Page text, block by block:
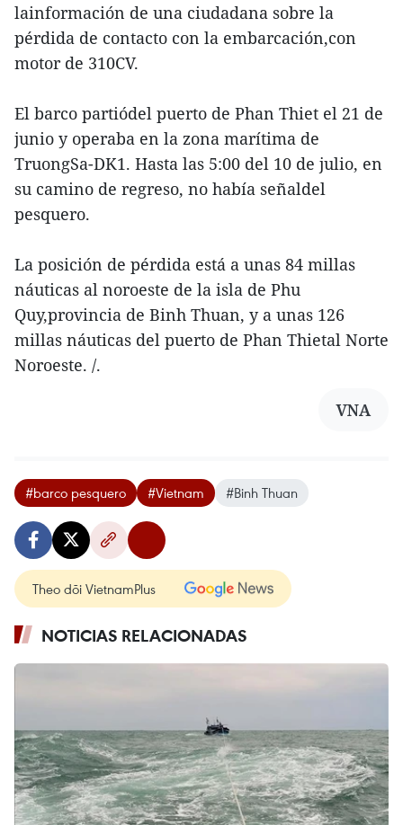
lainformación de una ciudadana sobre la
pérdida de contacto con la embarcación,con
motor de 310CV.
El barco partiódel puerto de Phan Thiet el 21 de
junio y operaba en la zona marítima de
TruongSa-DK1. Hasta las 5:00 del 10 de julio, en
su camino de regreso, no había señaldel
pesquero.
La posición de pérdida está a unas 84 millas
náuticas al noroeste de la isla de Phu
Quy,provincia de Binh Thuan, y a unas 126
millas náuticas del puerto de Phan Thietal Norte
Noroeste. /.
VNA
#barco pesquero #Vietnam #Binh Thuan
Theo dõi VietnamPlus
NOTICIAS RELACIONADAS